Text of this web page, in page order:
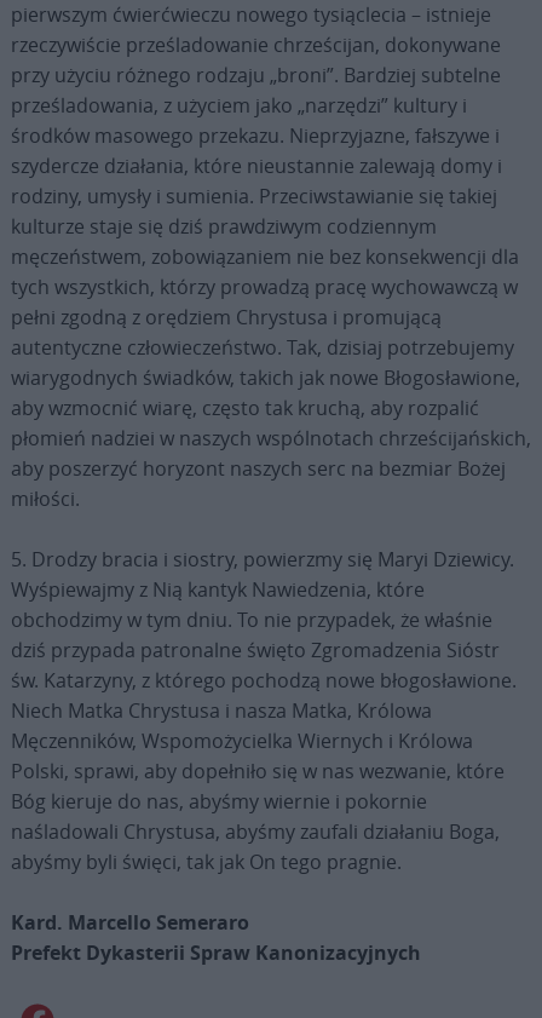
pierwszym ćwierćwieczu nowego tysiąclecia – istnieje
rzeczywiście prześladowanie chrześcijan, dokonywane
przy użyciu różnego rodzaju „broni”. Bardziej subtelne
prześladowania, z użyciem jako „narzędzi” kultury i
środków masowego przekazu. Nieprzyjazne, fałszywe i
szydercze działania, które nieustannie zalewają domy i
rodziny, umysły i sumienia. Przeciwstawianie się takiej
kulturze staje się dziś prawdziwym codziennym
męczeństwem, zobowiązaniem nie bez konsekwencji dla
tych wszystkich, którzy prowadzą pracę wychowawczą w
pełni zgodną z orędziem Chrystusa i promującą
autentyczne człowieczeństwo. Tak, dzisiaj potrzebujemy
wiarygodnych świadków, takich jak nowe Błogosławione,
aby wzmocnić wiarę, często tak kruchą, aby rozpalić
płomień nadziei w naszych wspólnotach chrześcijańskich,
aby poszerzyć horyzont naszych serc na bezmiar Bożej
miłości.
5. Drodzy bracia i siostry, powierzmy się Maryi Dziewicy.
Wyśpiewajmy z Nią kantyk Nawiedzenia, które
obchodzimy w tym dniu. To nie przypadek, że właśnie
dziś przypada patronalne święto Zgromadzenia Sióstr
św. Katarzyny, z którego pochodzą nowe błogosławione.
Niech Matka Chrystusa i nasza Matka, Królowa
Męczenników, Wspomożycielka Wiernych i Królowa
Polski, sprawi, aby dopełniło się w nas wezwanie, które
Bóg kieruje do nas, abyśmy wiernie i pokornie
naśladowali Chrystusa, abyśmy zaufali działaniu Boga,
abyśmy byli święci, tak jak On tego pragnie.
Kard. Marcello Semeraro
Prefekt Dykasterii Spraw Kanonizacyjnych